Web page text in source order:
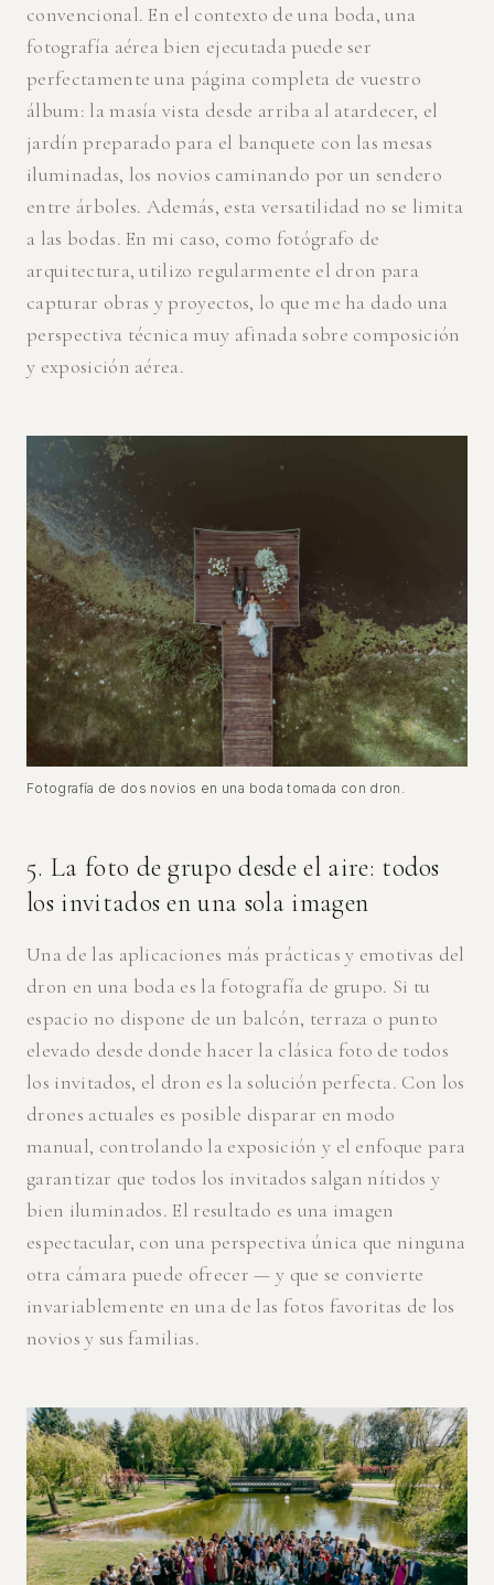
convencional. En el contexto de una boda, una
fotografía aérea bien ejecutada puede ser
perfectamente una página completa de vuestro
álbum: la masía vista desde arriba al atardecer, el
jardín preparado para el banquete con las mesas
iluminadas, los novios caminando por un sendero
entre árboles. Además, esta versatilidad no se limita
a las bodas. En mi caso, como fotógrafo de
arquitectura, utilizo regularmente el dron para
capturar obras y proyectos, lo que me ha dado una
perspectiva técnica muy afinada sobre composición
y exposición aérea.
Fotografía de dos novios en una boda tomada con dron.
5. La foto de grupo desde el aire: todos
los invitados en una sola imagen
Una de las aplicaciones más prácticas y emotivas del
dron en una boda es la fotografía de grupo. Si tu
espacio no dispone de un balcón, terraza o punto
elevado desde donde hacer la clásica foto de todos
los invitados, el dron es la solución perfecta. Con los
drones actuales es posible disparar en modo
manual, controlando la exposición y el enfoque para
garantizar que todos los invitados salgan nítidos y
bien iluminados. El resultado es una imagen
espectacular, con una perspectiva única que ninguna
otra cámara puede ofrecer — y que se convierte
invariablemente en una de las fotos favoritas de los
novios y sus familias.